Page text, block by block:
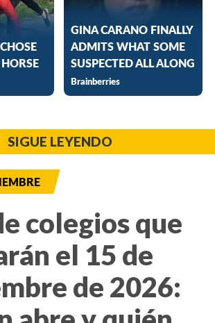
SIGUE LEYENDO
colegios que
el 15 de
de 2026: